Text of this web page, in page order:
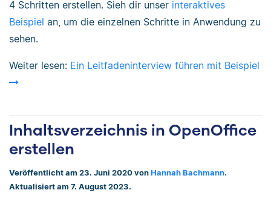
4 Schritten erstellen. Sieh dir unser interaktives
Beispiel an, um die einzelnen Schritte in Anwendung zu
sehen.
Weiter lesen: Ein Leitfadeninterview führen mit Beispiel
Inhaltsverzeichnis in OpenOffice
erstellen
Veröffentlicht am 23. Juni 2020 von Hannah Bachmann.
Aktualisiert am 7. August 2023.